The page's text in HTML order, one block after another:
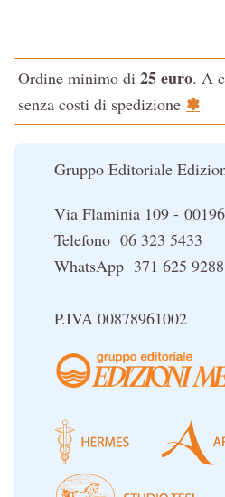
La Cabala
Il potere del serpente
Ordine minimo di 25 euro. A
senza costi di spedizione ✽
Gruppo Editoriale
Via Flaminia 109 -
Telefono 06 323 5433
WhatsApp 371 625 9288
P.IVA 00878961002